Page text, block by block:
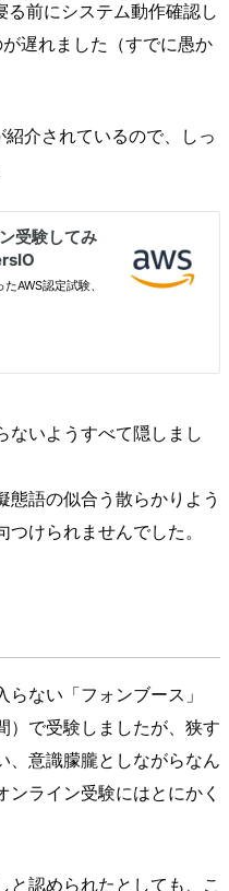
前にシステム動作確認し
遅れました（すでに愚か
介されているので、しっ
ないようすべて隠しまし
態語の似合う散らかりよう
けられませんでした。
ない「フォンブース」
）で受験しましたが、狭す
、意識朦朧としながらなん
ライン受験にはとにかく
と認められたとしても、こ